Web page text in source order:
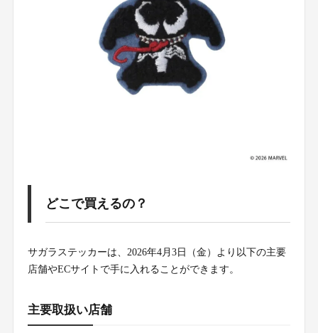
どこで買えるの？
サガラステッカーは、2026年4月3日（金）より以下の主要
店舗やECサイトで手に入れることができます。
主要取扱い店舗